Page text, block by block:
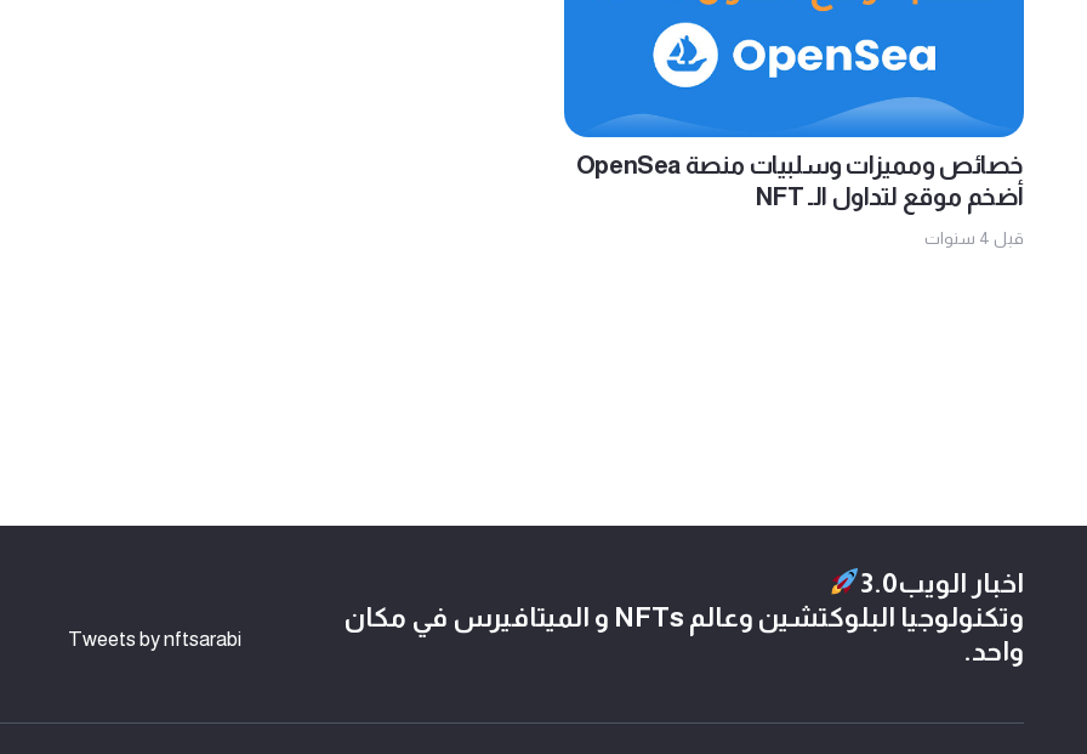
خصائص ومميزات وسلبيات منصة OpenSea
أضخم موقع لتداول الـ NFT
قبل 4 سنوات
اخبار الويب3.0
وتكنولوجيا البلوكتشين وعالم NFTs و الميتافيرس في مكان
واحد.
Tweets by nftsarabi